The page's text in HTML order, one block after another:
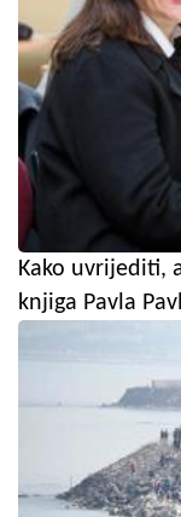
Kako uvrijediti,
knjiga Pavla